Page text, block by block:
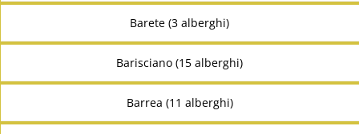
Barete (3 alberghi)
Barisciano (15 alberghi)
Barrea (11 alberghi)